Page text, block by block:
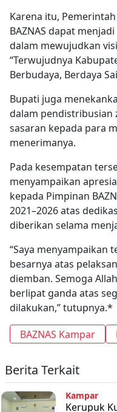
Karena itu,
BAZNAS dapat
dalam mewujudkan
“Terwujudnya
Berbudaya, Berdaya
Bupati juga
dalam pendistribusian
sasaran kepada para
menerimanya.
Pada kesempatan
menyampaikan
kepada Pimpinan
2021–2026 atas
diberikan selama
“Saya menyampaikan
besarnya atas
diemban. Semoga
berlipat ganda atas
dilakukan,” tutupnya.*
BAZNAS Kampar
Berita Terkait
Kampar
Kerupuk